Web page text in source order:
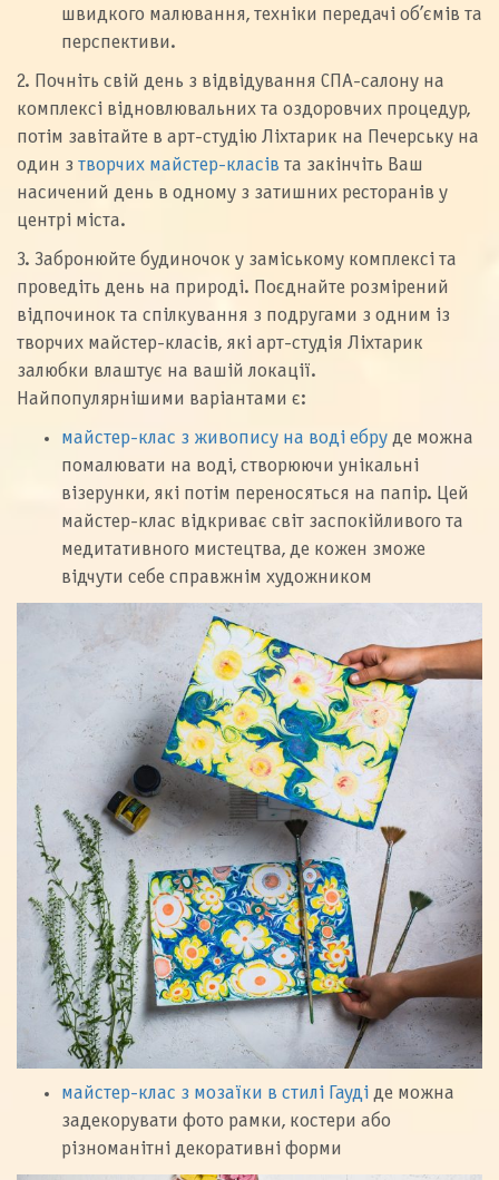
швидкого малювання, техніки передачі об’ємів та
перспективи.
2. Почніть свій день з відвідування СПА-салону на
комплексі відновлювальних та оздоровчих процедур,
потім завітайте в арт-студію Ліхтарик на Печерську на
один з творчих майстер-класів та закінчіть Ваш
насичений день в одному з затишних ресторанів у
центрі міста.
3. Забронюйте будиночок у заміському комплексі та
проведіть день на природі. Поєднайте розмірений
відпочинок та спілкування з подругами з одним із
творчих майстер-класів, які арт-студія Ліхтарик
залюбки влаштує на вашій локації.
Найпопулярнішими варіантами є:
майстер-клас з живопису на воді ебру де можна
помалювати на воді, створюючи унікальні
візерунки, які потім переносяться на папір. Цей
майстер-клас відкриває світ заспокійливого та
медитативного мистецтва, де кожен зможе
відчути себе справжнім художником
майстер-клас з мозаїки в стилі Гауді де можна
задекорувати фото рамки, костери або
різноманітні декоративні форми